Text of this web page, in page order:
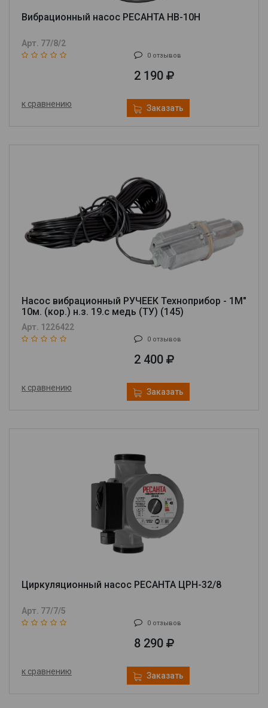
Вибрационный насос РЕСАНТА НВ-10Н
Арт. 77/8/2
0 отзывов
2 190
к сравнению Заказать
Насос вибрационный РУЧЕЕК Техноприбор - 1М"
10м. (кор.) н.з. 19.с медь (ТУ) (145)
Арт. 1226422
0 отзывов
2 400
к сравнению Заказать
Циркуляционный насос РЕСАНТА ЦРН-32/8
Арт. 77/7/5
0 отзывов
8 290
к сравнению Заказать